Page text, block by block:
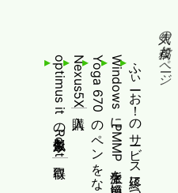
人気の投稿とページ
ふぃーお！のサービス終了について
Nexus5X購入
optimus itの擬似永久Root取得